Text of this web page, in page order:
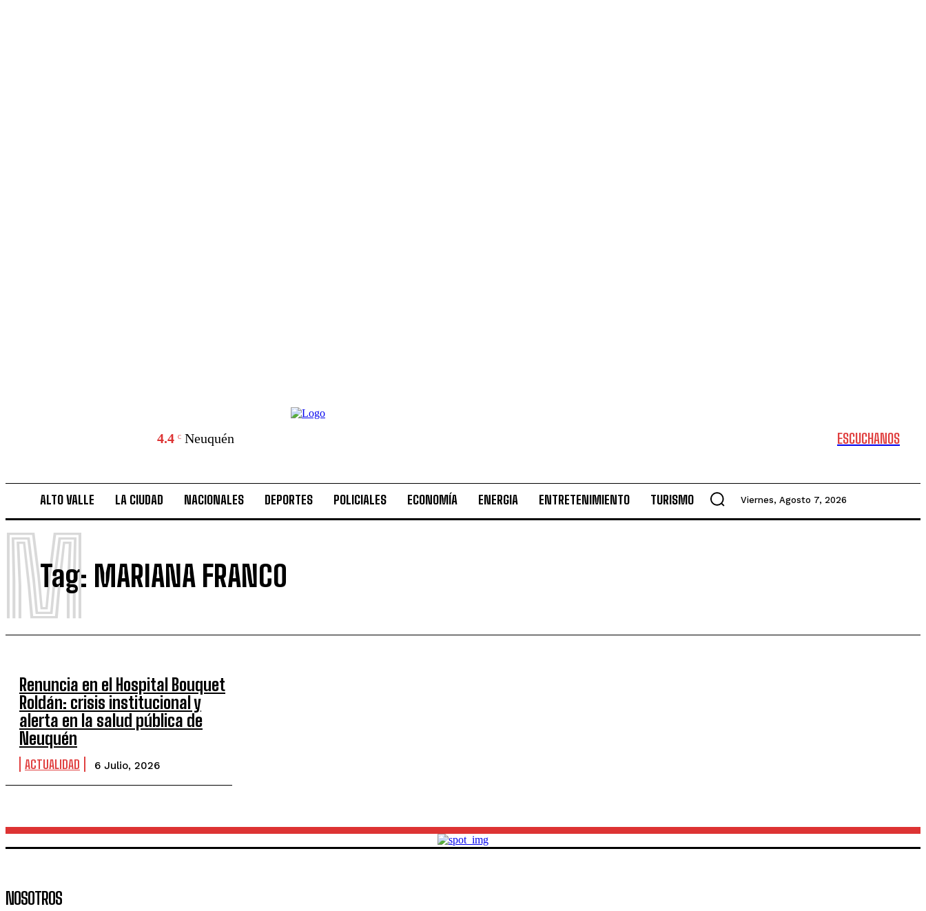
4.4 C Neuquén ESCUCHANOS
ALTO VALLE LA CIUDAD NACIONALES DEPORTES POLICIALES ECONOMÍA ENERGIA ENTRETENIMIENTO TURISMO Viernes, Agosto 7, 2026
Tag: MARIANA FRANCO
M
Renuncia en el Hospital Bouquet
Roldán: crisis institucional y
alerta en la salud pública de
Neuquén
ACTUALIDAD 6 Julio, 2026
NOSOTROS